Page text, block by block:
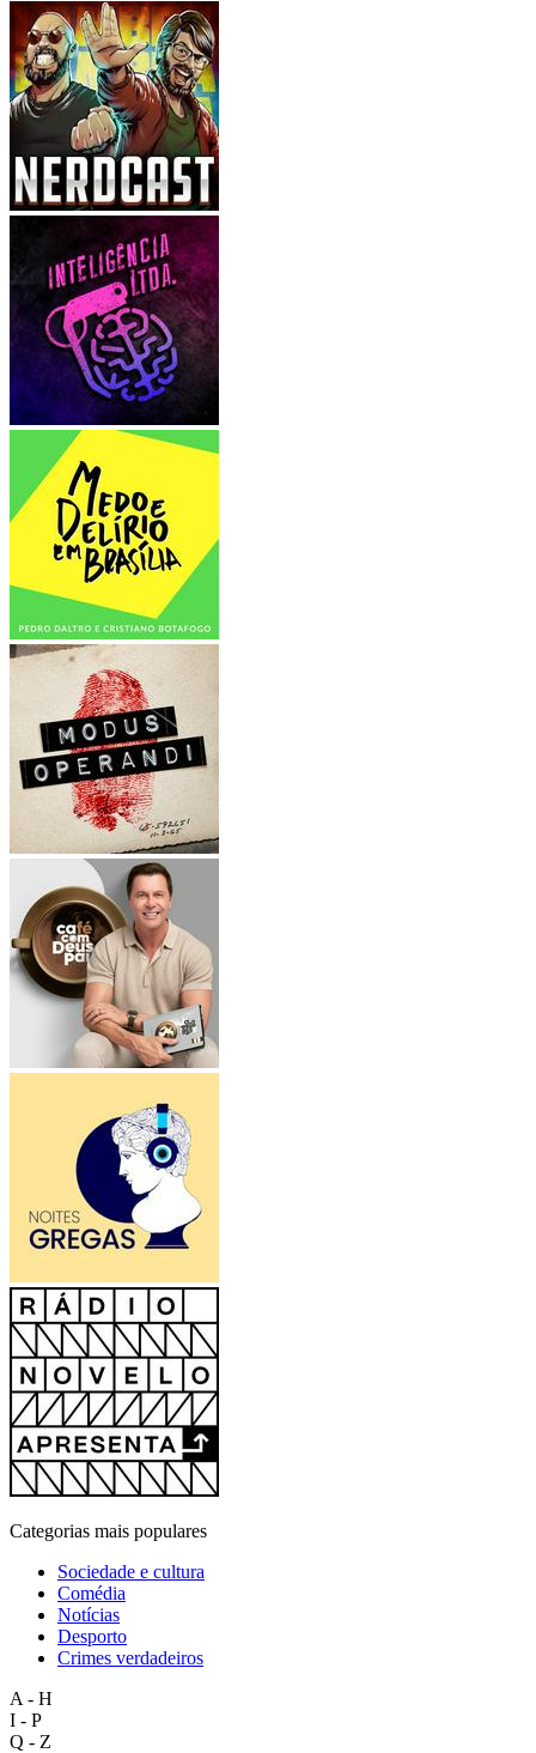
Categorias mais populares
Sociedade e cultura
Comédia
Notícias
Desporto
Crimes verdadeiros
A - H
I - P
Q - Z